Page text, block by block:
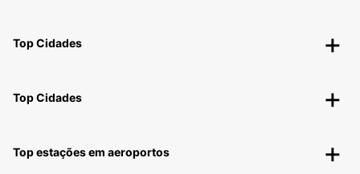
Top Cidades
Top Cidades
Top estações em aeroportos